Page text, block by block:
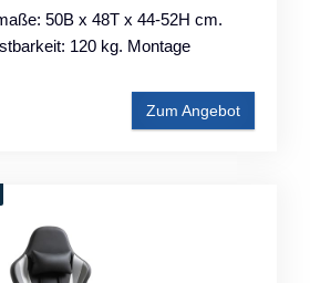
50B x 48T x 44-52H cm.
120 kg. Montage
Zum Angebot